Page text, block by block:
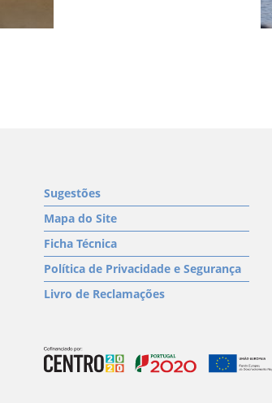
Sugestões
Mapa do Site
Ficha Técnica
Política de Privacidade e Segurança
Livro de Reclamações